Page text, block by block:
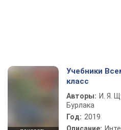
Учебники
класс
Авторы: И. Я.
Бурлака
Год: 2019